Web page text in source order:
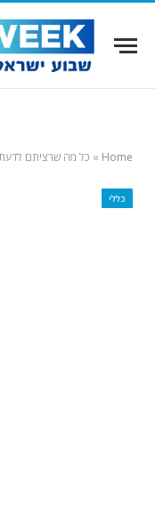
Home
» כל מה שרציתם לדעת על
כללי